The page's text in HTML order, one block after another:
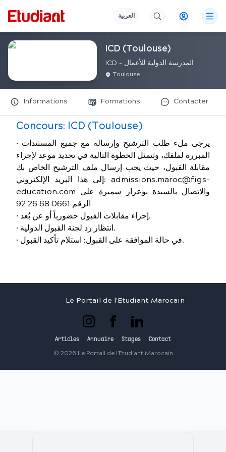
العربية
ICD (Toulouse)
ICD - المدرسة الدولية للأعمال
Toulouse
Informations Formations Contacter
Concours: ICD (Toulouse)
• يرجى ملء طلب الترشيح وإرساله مع جميع المستندات
المبررة لملفك، وتتمثل الخطوة التالية في تحديد موعد لإجراء
مقابلة القبول، حيث يجب إرسال ملف الترشيح الخاص بك
إلى هذا البريد الإلكتروني: admissions.maroc@figs-
education.com والاتصال بالسيدة بوعزار سميرة على
الرقم 0661 68 26 92
• إجراء مقابلات القبول حضورياً أو عن بُعد.
• انتظار رد لجنة القبول الدولية.
• في حالة الموافقة على القبول: استلام تأكيد القبول.
Le Portail de l'Etudiant Marocain
Articles Annuaire Stages Contact
© 2026 Le Portail de l'Etudiant Marocain